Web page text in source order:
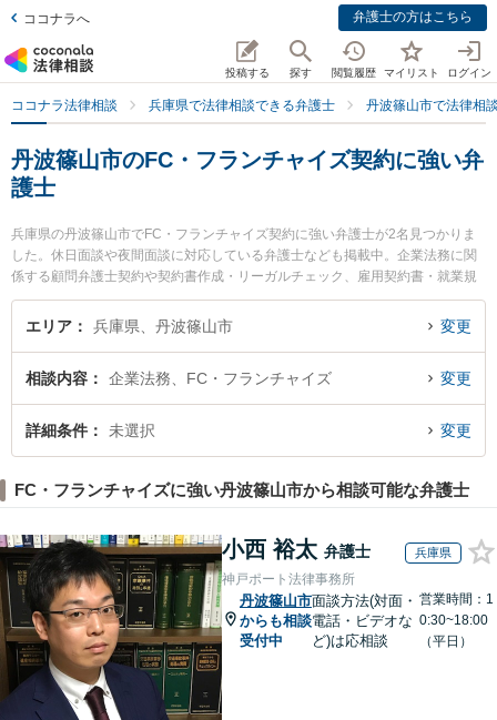
ココナラへ 弁護士の方はこちら
投稿する 探す 閲覧履歴 マイリスト ログイン
ココナラ法律相談 兵庫県で法律相談できる弁護士 丹波篠山市で法律相
丹波篠山市のFC・フランチャイズ契約に強い弁
護士
兵庫県の丹波篠山市でFC・フランチャイズ契約に強い弁護士が2名見つかりま
した。休日面談や夜間面談に対応している弁護士なども掲載中。企業法務に関
係する顧問弁護士契約や契約書作成・リーガルチェック、雇用契約書・就業規
則作成等の細かな分野での絞り込み検索もでき便利です。特に弁護士法人筧法
律事務所 篠山支所の筧 宗憲弁護士や弁護士法人近畿フロンティア法律事務所
契約のトラブルを今すぐに弁護士に相談したい』『FC・フランチャイズ契約の
トラブル解決の実績豊富な近くの弁護士を検索したい』『初回相談無料でFC・
フランチャイズ契約を法律相談できる丹波篠山市内の弁護士に相談予約した
エリア 兵庫県、丹波篠山市 変更
相談内容 企業法務、FC・フランチャイズ 変更
詳細条件 未選択 変更
FC・フランチャイズに強い丹波篠山市から相談可能な弁護士
小西 裕太 弁護士 兵庫県
神戸ポート法律事務所
丹波篠山市
からも相談
受付中
面談方法(対面・
電話・ビデオな
ど)は応相談
営業時間：1
0:30~18:00
（平日）